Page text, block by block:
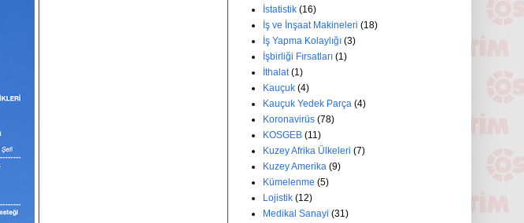
İstatistik (16)
İş ve İnşaat Makineleri (18)
İş Yapma Kolaylığı (3)
İşbirliği Fırsatları (1)
İthalat (1)
Kauçuk (4)
Kauçuk Yedek Parça (4)
Koronavirüs (78)
KOSGEB (11)
Kuzey Afrika Ülkeleri (7)
Kuzey Amerika (9)
Kümelenme (5)
Lojistik (12)
Medikal Sanayi (31)